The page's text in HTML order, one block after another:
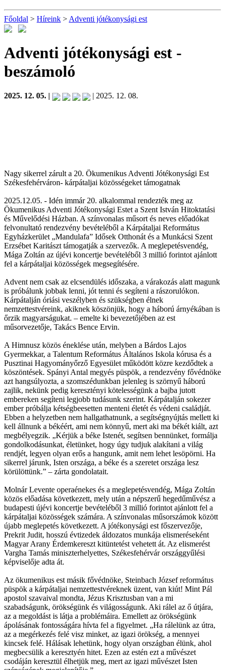
Főoldal > Híreink > Adventi jótékonysági est
Adventi jótékonysági est -
beszámoló
2025. 12. 05. | | 2025. 12. 08.
Nagy sikerrel zárult a 20. Ökumenikus Adventi Jótékonysági Est
Székesfehérváron- kárpátaljai közösségeket támogatnak
2025.12.05. - Idén immár 20. alkalommal rendezték meg az
Ökumenikus Adventi Jótékonysági Estet a Szent István Hitoktatási
és Művelődési Házban. A színvonalas műsort és neves előadókat
felvonultató rendezvény bevételéből a Kárpátaljai Református
Egyházkerület „Mandulafa” Idősek Otthonát és a Munkácsi Szent
Erzsébet Karitászt támogatják a szervezők. A meglepetésvendég,
Mága Zoltán az újévi koncertje bevételéből 3 millió forintot ajánlott
fel a kárpátaljai közösségek megsegítésére.
Advent nem csak az elcsendülés időszaka, a várakozás alatt magunk
is próbálunk jobbak lenni, jót tenni és segíteni a rászorulókon.
Kárpátalján óriási veszélyben és szükségben élnek
nemzettestvéreink, akiknek köszönjük, hogy a háború árnyékában is
őrzik magyarságukat. – emelte ki bevezetőjében az est
műsorvezetője, Takács Bence Ervin.
A Himnusz közös éneklése után, melyben a Bárdos Lajos
Gyermekkar, a Talentum Református Általános Iskola kórusa és a
Pusztinai Hagyományőrző Egyesület működött közre kezdődtek a
köszöntések. Spányi Antal megyés püspök, a rendezvény fővédnöke
azt hangsúlyozta, a szomszédunkban jelenleg is szörnyű háború
zajlik, nekünk pedig keresztényi kötelességünk a bajba jutott
embereken segíteni legjobb tudásunk szerint. Kárpátalján sokezer
ember próbálja kétségbeesetten menteni életét és védeni családját.
Ebben a helyzetben nem hallgathatnunk, a segítségnyújtás mellett ki
kell állnunk a békéért, ami nem könnyű, mert aki ma békét kiált, azt
megbélyegzik. „Kérjük a béke Istenét, segítsen bennünket, formálja
gondolkodásunkat, életünket, hogy úgy tudjuk alakítani a világ
rendjét, legyen olyan erős a hangunk, amit nem lehet lesöpörni. Ha
sikerrel járunk, Isten országa, a béke és a szeretet országa lesz
körülöttünk.” – zárta gondolatait.
Molnár Levente operaénekes és a meglepetésvendég, Mága Zoltán
közös előadása következett, mely után a népszerű hegedűművész a
budapesti újévi koncertje bevételéből 3 millió forintot ajánlott fel a
kárpátaljai közösségek számára. A színvonalas műsorszámok között
újabb meglepetés következett. A jótékonysági est főszervezője,
Prekrit Judit, hosszú évtizedek áldozatos munkája elismeréseként
Magyar Arany Érdemkereszt kitüntetést vehetett át. Az elismerést
Vargha Tamás miniszterhelyettes, Székesfehérvár országgyűlési
képviselője adta át.
Az ökumenikus est másik fővédnöke, Steinbach József református
püspök a kárpátaljai nemzettestvéreknek üzent, van kiút! Mint Pál
apostol szavaival mondta, Jézus Krisztusban van a mi
szabadságunk, örökségünk és világosságunk. Aki rálel az ő útjára,
az a megoldást is látja a problémáira. Emellett az örökségünk
ápolásának fontosságára hívta fel a figyelmet. „Ha rálelünk az útra,
az a megérkezés felé visz minket, az igazi örökség, a mennyei
kincsek felé. Hálásak lehetünk, hogy olyan országban élünk, ahol
megbecsülik a keresztyén hitet. Ezen az estén ezt a művészet
csodáján keresztül élhetjük meg, mert az igazi művészet Isten